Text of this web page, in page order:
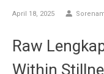
April 18, 2025
Raw
Within